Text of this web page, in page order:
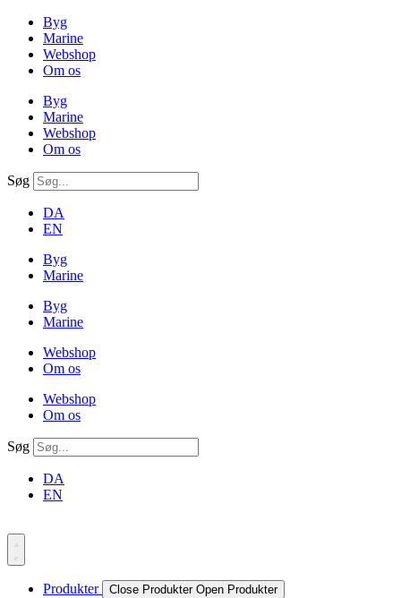
Byg
Marine
Webshop
Om os
Byg
Marine
Webshop
Om os
Søg
DA
EN
Byg
Marine
Byg
Marine
Webshop
Om os
Webshop
Om os
Søg
DA
EN
Produkter Close Produkter Open Produkter